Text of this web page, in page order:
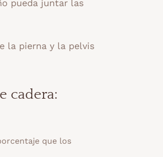
pueda juntar las
la pierna y la pelvis
cadera:
que los